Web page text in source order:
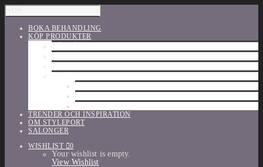
BOKA BEHANDLING
KÖP PRODUKTER
TRENDER OCH INSPIRATION
OM STYLEPORT
SALONGER
WISHLIST
0
Your wishlist is empty.
View Wishlist